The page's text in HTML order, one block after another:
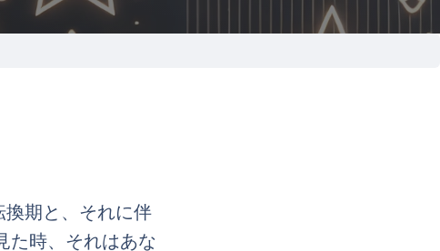
期と、それに伴
た時、それはあな